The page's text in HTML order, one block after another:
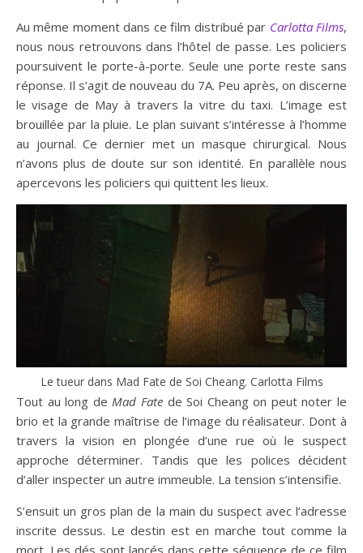
Au même moment dans ce film distribué par Carlotta Films,
nous nous retrouvons dans l’hôtel de passe. Les policiers
poursuivent le porte-à-porte. Seule une porte reste sans
réponse. Il s’agit de nouveau du 7A. Peu après, on discerne
le visage de May à travers la vitre du taxi. L’image est
brouillée par la pluie. Le plan suivant s’intéresse à l’homme
au journal. Ce dernier met un masque chirurgical. Nous
n’avons plus de doute sur son identité. En parallèle nous
apercevons les policiers qui quittent les lieux.
Le tueur dans Mad Fate de Soi Cheang. Carlotta Films
Tout au long deMad Fatede Soi Cheang on peut noter le
brio et la grande maîtrise de l’image du réalisateur. Dont à
travers la vision en plongée d’une rue où le suspect
approche déterminer. Tandis que les polices décident
d’aller inspecter un autre immeuble. La tension s’intensifie.
S’ensuit un gros plan de la main du suspect avec l’adresse
inscrite dessus. Le destin est en marche tout comme la
mort. Les dés sont lancés dans cette séquence de ce film